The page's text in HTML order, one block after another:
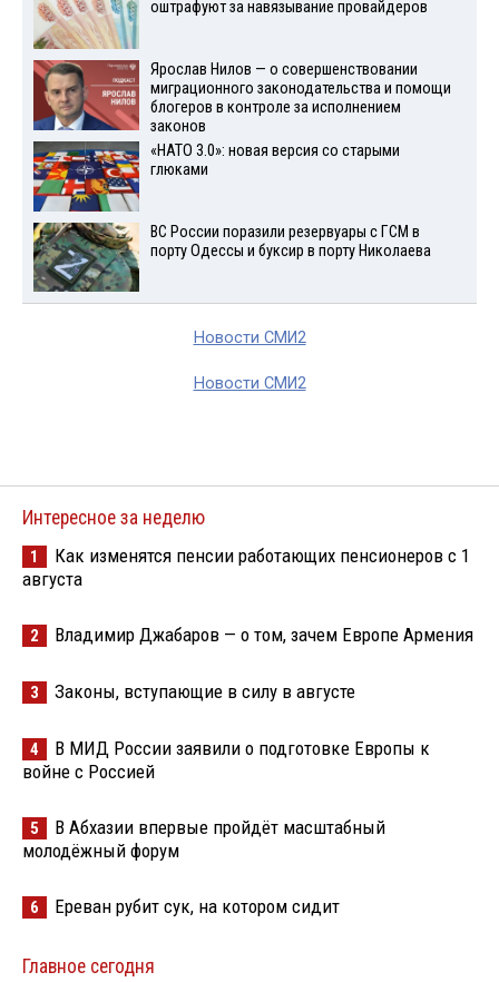
оштрафуют за навязывание провайдеров
Ярослав Нилов — о совершенствовании
миграционного законодательства и помощи
блогеров в контроле за исполнением
законов
«НАТО 3.0»: новая версия со старыми
глюками
ВС России поразили резервуары с ГСМ в
порту Одессы и буксир в порту Николаева
Новости СМИ2
Новости СМИ2
Интересное за неделю
1
Как изменятся пенсии работающих пенсионеров с 1
августа
2 Владимир Джабаров — о том, зачем Европе Армения
3 Законы, вступающие в силу в августе
4
В МИД России заявили о подготовке Европы к
войне с Россией
5
В Абхазии впервые пройдёт масштабный
молодёжный форум
6 Ереван рубит сук, на котором сидит
Главное сегодня